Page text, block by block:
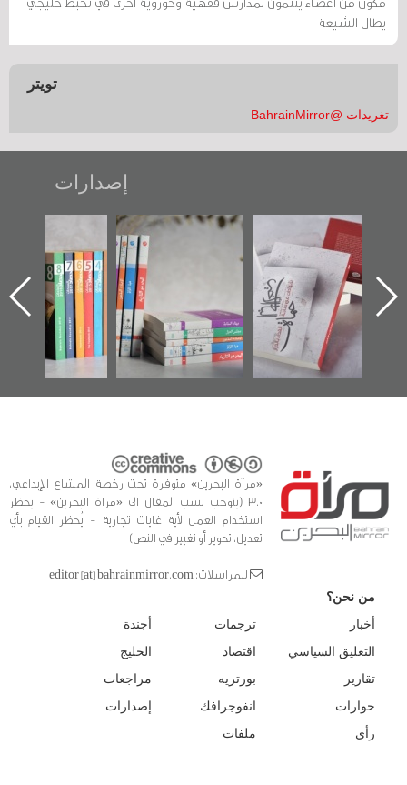
يطال الشيعة
تويتر
تغريدات @BahrainMirror
إصدارات
"حماة الباب الأخير":
الإصدار الأول عن
اعتصام الدراز
وأحداث ساحة
الفداء لمركز أوال
للدراسات والتوثيق
تصنيف موضوعي
للوثائق البريطانية
يقدمه «مركز أوال»
في سلسلة من 5
كتب
تصدر حصاد
الساحات 2019
«مرآة البحرين» متوفرة تحت رخصة المشاع الإبداعي،
3.0 (يتوجب نسب المقال الى «مراة البحرين» - يحظر
استخدام العمل لأية غايات تجارية - يُحظر القيام بأي
تعديل، تحوير أو تغيير في النص)
للمراسلات: editor [at] bahrainmirror.com
من نحن؟
أخبار
التعليق السياسي
تقارير
حوارات
رأي
ترجمات
اقتصاد
بورتريه
انفوجرافك
ملفات
أجندة
الخليج
مراجعات
إصدارات